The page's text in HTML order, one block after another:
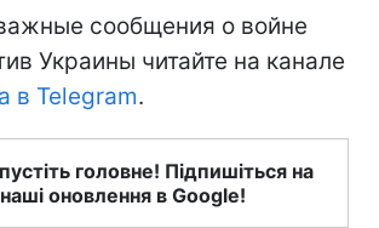
сообщения о войне
Украины читайте на канале
в Telegram.
головне! Підпишіться на
наші оновлення в Google!